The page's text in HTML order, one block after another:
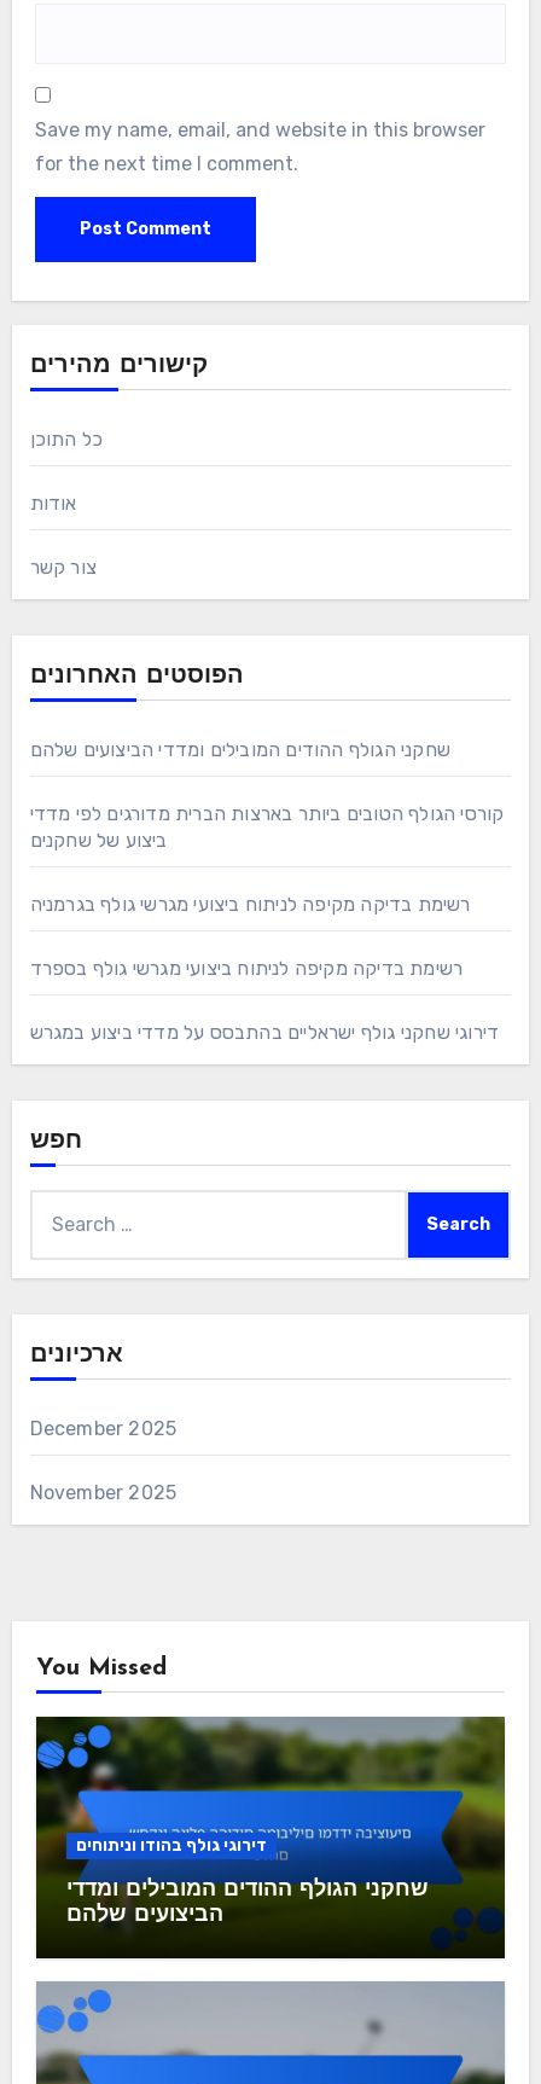
Save my name, email, and website in this browser
for the next time I comment.
קישורים מהירים
כל התוכן
אודות
צור קשר
הפוסטים האחרונים
שחקני הגולף ההודים המובילים ומדדי הביצועים שלהם
קורסי הגולף הטובים ביותר בארצות הברית מדורגים לפי מדדי
ביצוע של שחקנים
רשימת בדיקה מקיפה לניתוח ביצועי מגרשי גולף בגרמניה
רשימת בדיקה מקיפה לניתוח ביצועי מגרשי גולף בספרד
דירוגי שחקני גולף ישראליים בהתבסס על מדדי ביצוע במגרש
חפש
for:
ארכיונים
December 2025
November 2025
You Missed
דירוגי גולף בהודו וניתוחים
שחקני הגולף ההודים המובילים ומדדי
הביצועים שלהם